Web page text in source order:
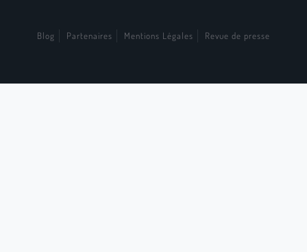
Blog Partenaires Mentions Légales Revue de presse